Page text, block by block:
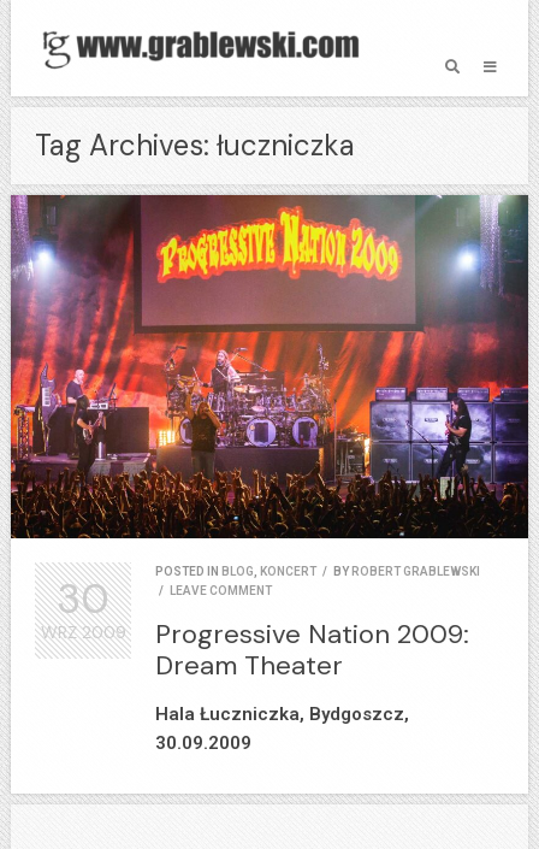
Tag Archives: łuczniczka
POSTED IN BLOG, KONCERT / BY ROBERT GRABLEWSKI
/
LEAVE COMMENT
Progressive Nation 2009:
Dream Theater
Hala Łuczniczka, Bydgoszcz,
30.09.2009
30
WRZ2009